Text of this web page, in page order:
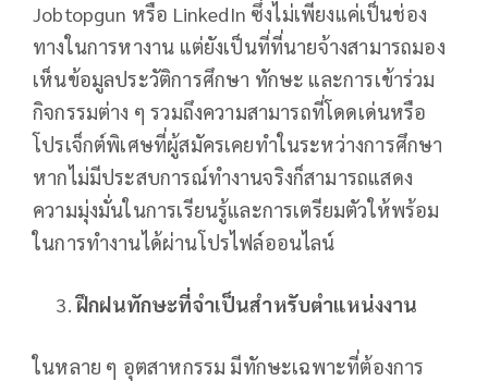
Jobtopgun หรือ LinkedIn ซึ่งไม่เพียงแค่เป็นช่อง
ทางในการหางาน แต่ยังเป็นที่ที่นายจ้างสามารถมอง
เห็นข้อมูลประวัติการศึกษา ทักษะ และการเข้าร่วม
กิจกรรมต่าง ๆ รวมถึงความสามารถที่โดดเด่นหรือ
โปรเจ็กต์พิเศษที่ผู้สมัครเคยทำในระหว่างการศึกษา
หากไม่มีประสบการณ์ทำงานจริงก็สามารถแสดง
ความมุ่งมั่นในการเรียนรู้และการเตรียมตัวให้พร้อม
ในการทำงานได้ผ่านโปรไฟล์ออนไลน์
ฝึกฝนทักษะที่จำเป็นสำหรับตำแหน่งงาน
ในหลาย ๆ อุตสาหกรรม มีทักษะเฉพาะที่ต้องการ